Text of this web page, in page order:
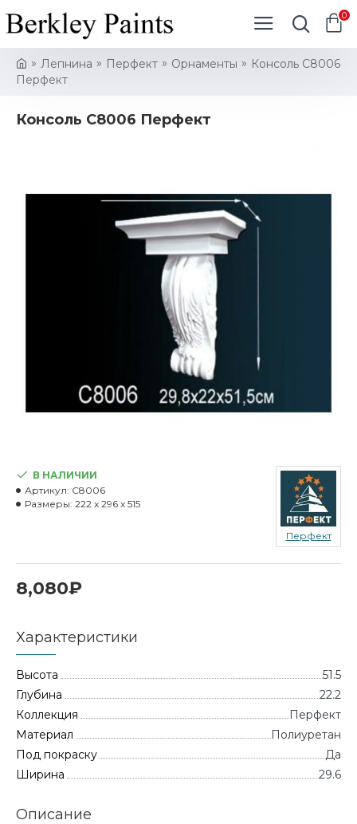
0
Лепнина Перфект Орнаменты
Консоль C8006
Перфект
Консоль C8006 Перфект
8,080₽
В НАЛИЧИИ
Артикул: C8006
Размеры: 222 x 296 x 515
Перфект
Характеристики
Высота
51.5
Глубина
22.2
Коллекция
Перфект
Материал
Полиуретан
Под покраску
Да
Ширина
29.6
Описание